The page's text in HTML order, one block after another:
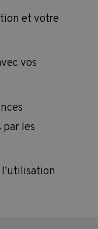
et votre
vos
les